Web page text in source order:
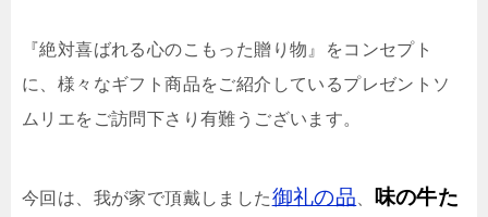
『絶対喜ばれる心のこもった贈り物』をコンセプト
に、様々なギフト商品をご紹介しているプレゼントソ
ムリエをご訪問下さり有難うございます。
今回は、我が家で頂戴しました御礼の品
味の牛た